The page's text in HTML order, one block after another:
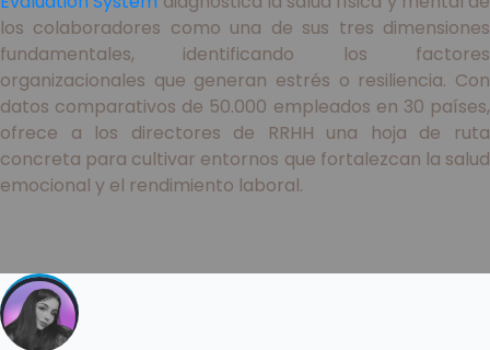
los colaboradores como una de sus tres dimensiones
fundamentales, identificando los factores
organizacionales que generan estrés o resiliencia. Con
datos comparativos de 50.000 empleados en 30 países,
ofrece a los directores de RRHH una hoja de ruta
concreta para cultivar entornos que fortalezcan la salud
emocional y el rendimiento laboral.